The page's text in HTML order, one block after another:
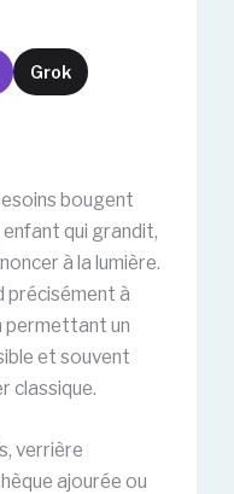
Grok
bougent
enfant qui grandit,
à la lumière.
précisément à
permettant un
et souvent
classique.
verrière
ajourée ou